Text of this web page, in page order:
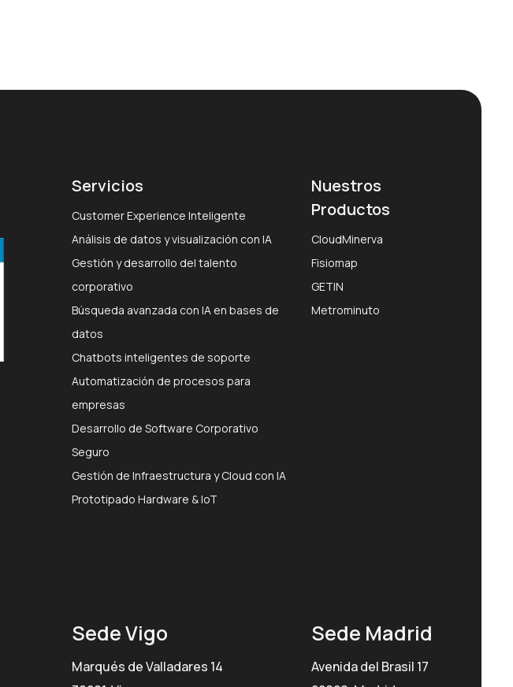
Servicios
Customer Experience Inteligente
Análisis de datos y visualización con IA
Gestión y desarrollo del talento
corporativo
Búsqueda avanzada con IA en bases de
datos
Chatbots inteligentes de soporte
Automatización de procesos para
empresas
Desarrollo de Software Corporativo
Seguro
Gestión de Infraestructura y Cloud con IA
Prototipado Hardware & IoT
Nuestros
Productos
CloudMinerva
Fisiomap
GETIN
Metrominuto
Sede Vigo
Marqués de Valladares 14
Sede Madrid
Avenida del Brasil 17